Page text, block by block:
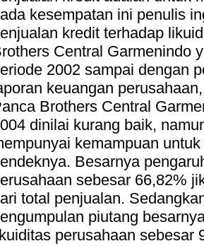
kesempatan ini penulis
kredit terhadap
Central Garmenindo
2002 sampai dengan
keuangan
Brothers Central
dinilai kurang baik,
kemampuan
Besarnya
sebesar 66,82%
total penjualan.
piutang
perusahaan sebesar